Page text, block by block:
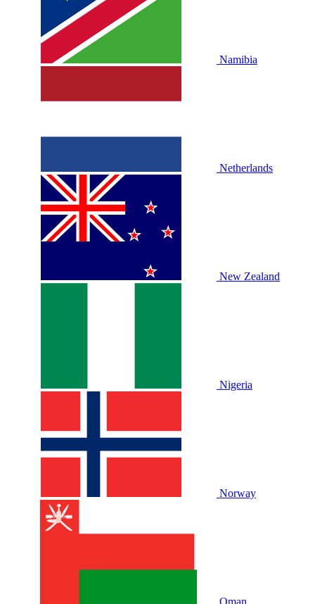
Namibia
Netherlands
New Zealand
Nigeria
Norway
Oman